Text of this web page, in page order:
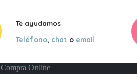
Te ayudamos
Teléfono, chato email
Compra Online